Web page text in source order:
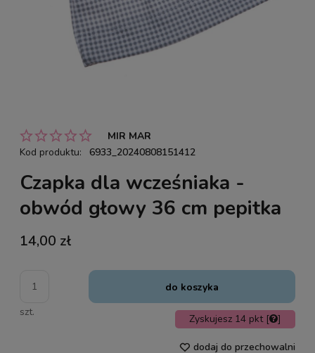
MIR MAR
Kod produktu:
6933_20240808151412
Czapka dla wcześniaka -
obwód głowy 36 cm pepitka
14,00 zł
szt.
do koszyka
Zyskujesz 14 pkt [ ]
dodaj do przechowalni